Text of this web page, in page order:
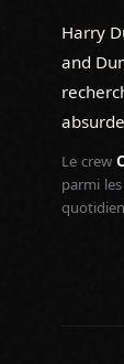
Harry
and
Le crew
parmi